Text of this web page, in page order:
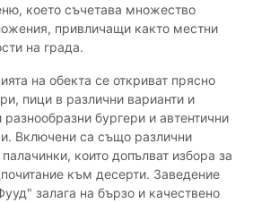
което съчетава множество
привличащи както местни
на града.
на обекта се откриват прясно
пици в различни варианти и
бургери и автентични
Включени са също различни
които допълват избора за
към десерти. Заведение
залага на бързо и качествено